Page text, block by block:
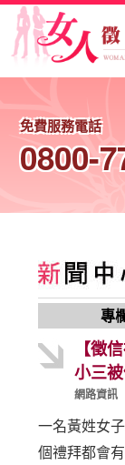
免費服務電話
0800-
專
【徵
小三
網路資訊
一名黃姓女
個禮拜都會